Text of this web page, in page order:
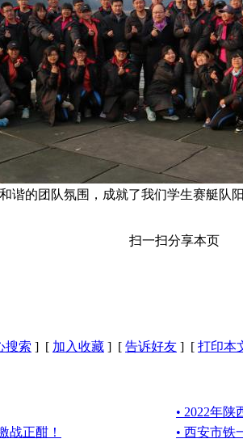
的团队氛围，成就了我们学生赛艇队
扫一扫分享本页
搜索 ] [ 加入收藏 ] [ 告诉好友 ] [ 打印本
• 2022年
战正酣！
• 西安市铁